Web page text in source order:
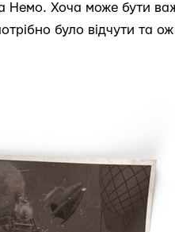
Немо. Хоча може бути
було відчути та